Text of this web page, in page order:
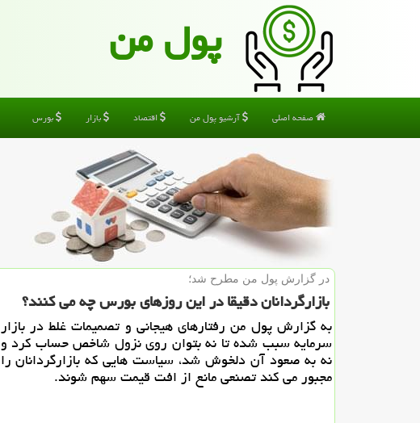
پول من
صفحه اصلی آرشیو پول من اقتصاد بازار بورس
در گزارش پول من مطرح شد؛
بازارگردانان دقیقا در این روزهای بورس چه می كنند؟
به گزارش پول من رفتارهای هیجانی و تصمیمات غلط در بازار
سرمایه سبب شده تا نه بتوان روی نزول شاخص حساب کرد و
نه به صعود آن دلخوش شد، سیاست هایی که بازارگردانان را
مجبور می کند تصنعی مانع از افت قیمت سهم شوند.